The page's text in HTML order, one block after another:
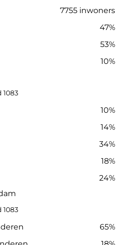
7755 inwoners
47%
53%
10%
10%
14%
34%
18%
24%
65%